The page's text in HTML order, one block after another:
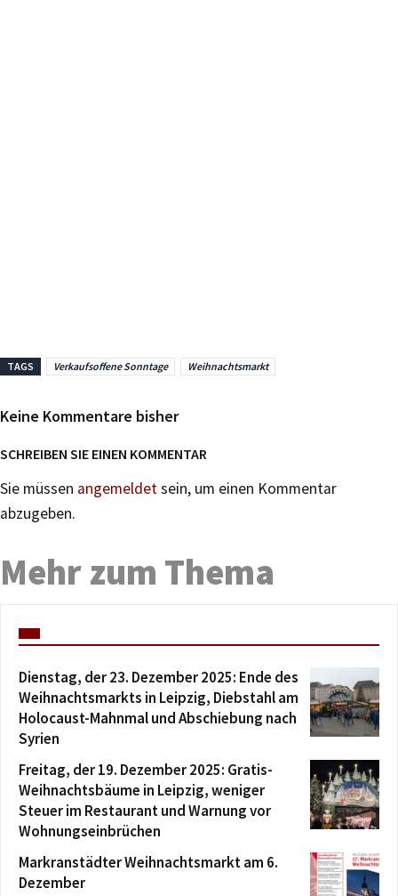
TAGS Verkaufsoffene Sonntage Weihnachtsmarkt
Keine Kommentare bisher
SCHREIBEN SIE EINEN KOMMENTAR
Sie müssen angemeldetsein, um einen Kommentar
abzugeben.
Mehr zum Thema
Dienstag, der 23. Dezember 2025: Ende des
Weihnachtsmarkts in Leipzig, Diebstahl am
Holocaust-Mahnmal und Abschiebung nach
Syrien
Freitag, der 19. Dezember 2025: Gratis-
Weihnachtsbäume in Leipzig, weniger
Steuer im Restaurant und Warnung vor
Wohnungseinbrüchen
Markranstädter Weihnachtsmarkt am 6.
Dezember